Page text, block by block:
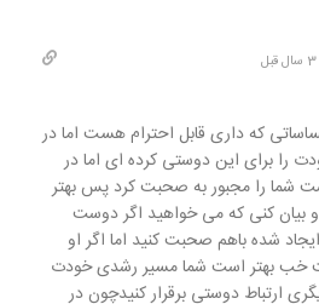
3 سال قبل
که داری قابل احترام هست اما در
را برای این دوستی کرده ای اما در
شما را مجبور به صحبت کرد پس بهتر
بیان کنی که می خواهید اگر دوست
شده باهم صحبت کنید اما اگر او
خب بهتر است شما مسیر رشدی خودت
ارتباط دوستی برقرار کنیدچون در